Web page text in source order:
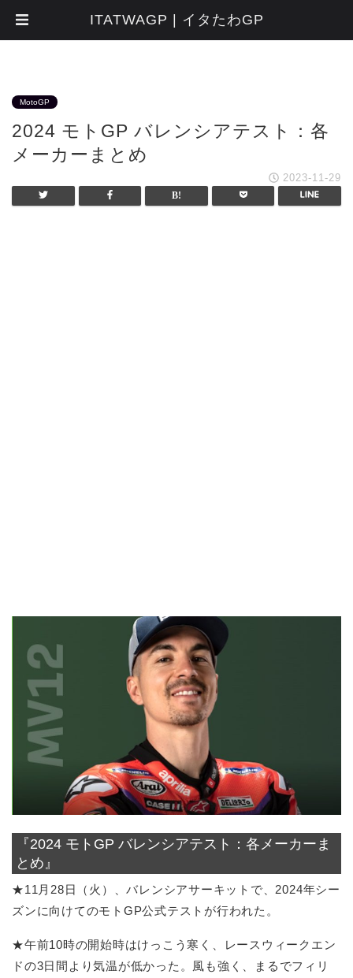
MotoGP
2024 モトGP バレンシアテスト：各
メーカーまとめ
2023-11-29
『2024 モトGP バレンシアテスト：各メーカーま
とめ』
★11月28日（火）、バレンシアサーキットで、2024年シー
ズンに向けてのモトGP公式テストが行われた。
★午前10時の開始時はけっこう寒く、レースウィークエン
ドの3日間より気温が低かった。風も強く、まるでフィリ
ITATWAGP | イタたわGP